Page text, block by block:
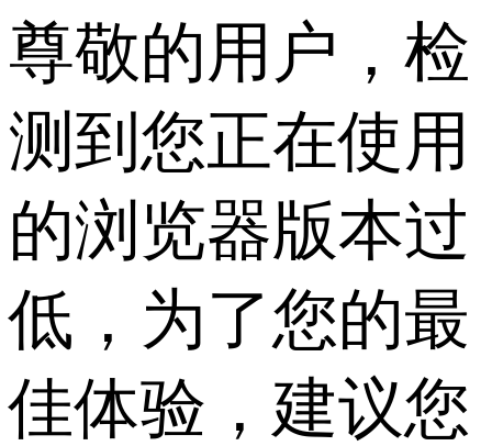
尊敬的用户，检
测到您正在使用
的浏览器版本过
低，为了您的最
佳体验，建议您